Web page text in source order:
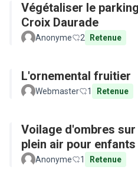
Végétaliser le
Croix Daurade
Anonyme 2 Retenue
L'ornemental fruitier
Webmaster 1 Retenue
Voilage d'ombres
plein air pour enfants
Anonyme 1 Retenue